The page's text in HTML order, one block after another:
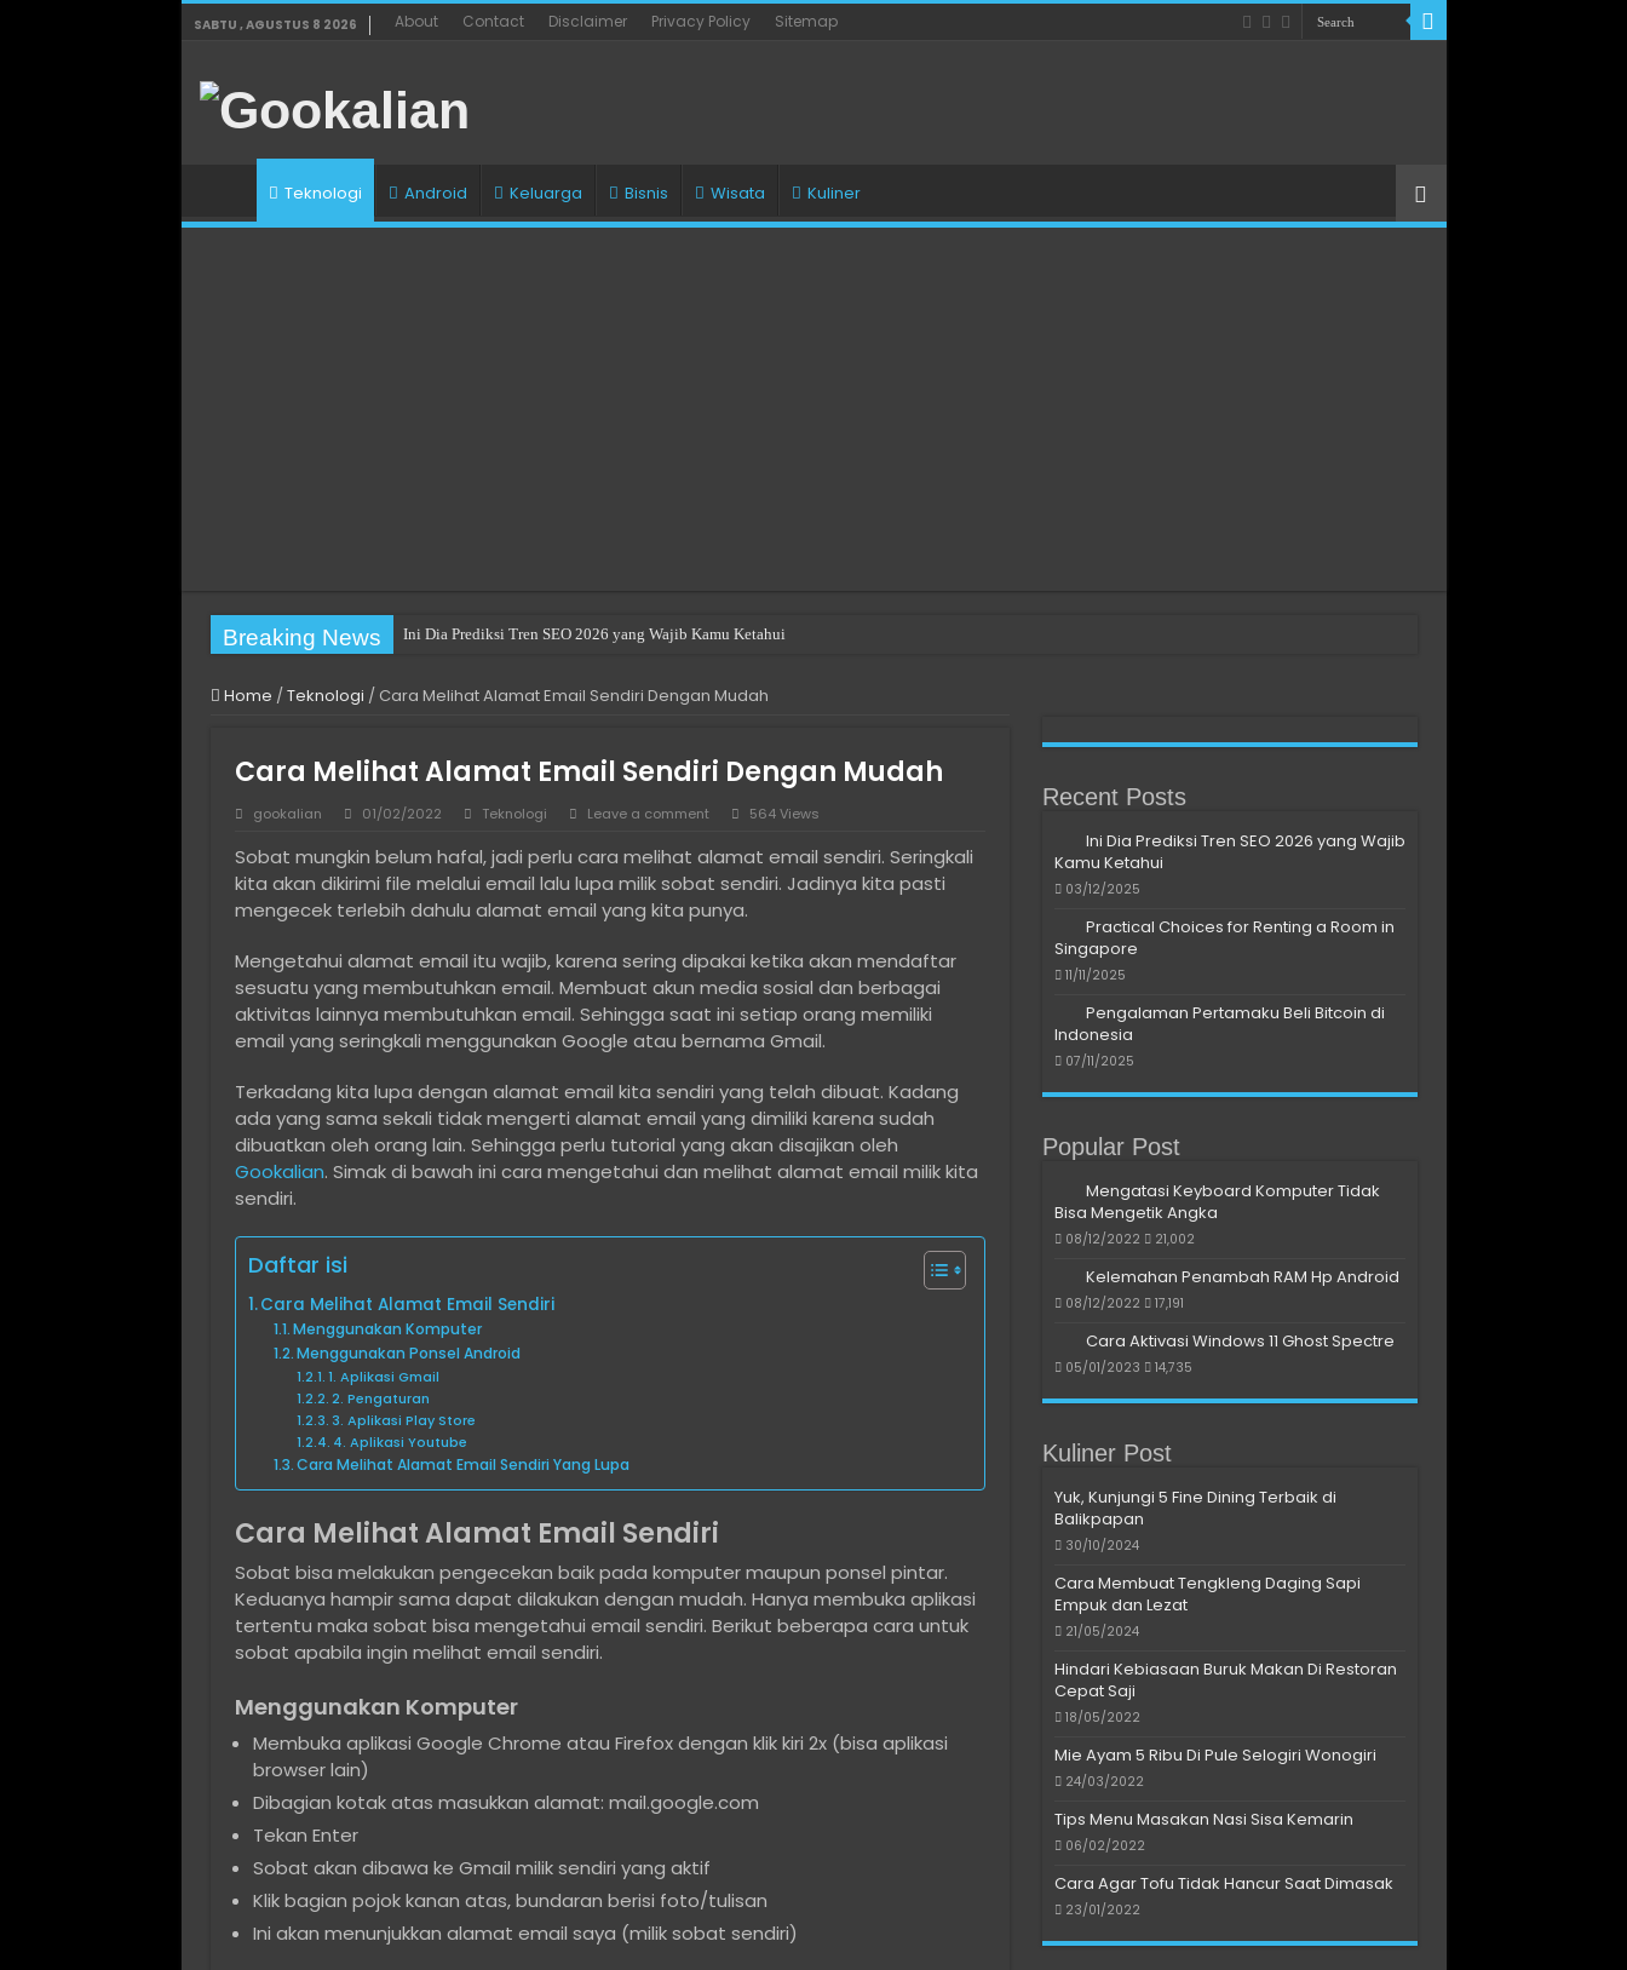
SABTU , AGUSTUS 8 2026 About Contact Disclaimer Privacy Policy Sitemap
Teknologi Android Keluarga Bisnis Wisata Kuliner
Breaking News Ini Dia Prediksi Tren SEO 2026 yang Wajib Kamu Ketahui
Long Term Villa Rentals in Bali: Expat & Digital Nomad Resource
Cara Install Ulang Windows 10/11 di Laptop Intel Gen 10 ke Atas Saat SSD Tidak Terdeteksi
Solusi Hosting Terjangkau untuk Developer Freelance
Cara Menjaga Privasi Digital Tanpa Harus Jadi Ahli IT
Home / Teknologi / Cara Melihat Alamat Email Sendiri Dengan Mudah
Cara Melihat Alamat Email Sendiri Dengan Mudah
gookalian 01/02/2022 Teknologi Leave a comment 564 Views
Sobat mungkin belum hafal, jadi perlu cara melihat alamat email sendiri. Seringkali
kita akan dikirimi file melalui email lalu lupa milik sobat sendiri. Jadinya kita pasti
mengecek terlebih dahulu alamat email yang kita punya.
Mengetahui alamat email itu wajib, karena sering dipakai ketika akan mendaftar
sesuatu yang membutuhkan email. Membuat akun media sosial dan berbagai
aktivitas lainnya membutuhkan email. Sehingga saat ini setiap orang memiliki
email yang seringkali menggunakan Google atau bernama Gmail.
Terkadang kita lupa dengan alamat email kita sendiri yang telah dibuat. Kadang
ada yang sama sekali tidak mengerti alamat email yang dimiliki karena sudah
dibuatkan oleh orang lain. Sehingga perlu tutorial yang akan disajikan oleh
Gookalian. Simak di bawah ini cara mengetahui dan melihat alamat email milik kita
sendiri.
Daftar isi
Cara Melihat Alamat Email Sendiri
Menggunakan Komputer
Menggunakan Ponsel Android
1. Aplikasi Gmail
2. Pengaturan
3. Aplikasi Play Store
4. Aplikasi Youtube
Cara Melihat Alamat Email Sendiri Yang Lupa
Cara Melihat Alamat Email Sendiri
Sobat bisa melakukan pengecekan baik pada komputer maupun ponsel pintar.
Keduanya hampir sama dapat dilakukan dengan mudah. Hanya membuka aplikasi
tertentu maka sobat bisa mengetahui email sendiri. Berikut beberapa cara untuk
sobat apabila ingin melihat email sendiri.
Menggunakan Komputer
Membuka aplikasi Google Chrome atau Firefox dengan klik kiri 2x (bisa aplikasi
browser lain)
Dibagian kotak atas masukkan alamat: mail.google.com
Tekan Enter
Sobat akan dibawa ke Gmail milik sendiri yang aktif
Klik bagian pojok kanan atas, bundaran berisi foto/tulisan
Ini akan menunjukkan alamat email saya (milik sobat sendiri)
Recent Posts
Ini Dia Prediksi Tren SEO 2026 yang Wajib
Kamu Ketahui
03/12/2025
Practical Choices for Renting a Room in
Singapore
11/11/2025
Pengalaman Pertamaku Beli Bitcoin di
Indonesia
07/11/2025
Popular Post
Mengatasi Keyboard Komputer Tidak
Bisa Mengetik Angka
08/12/2022 21,002
Kelemahan Penambah RAM Hp Android
08/12/2022 17,191
Cara Aktivasi Windows 11 Ghost Spectre
05/01/2023 14,735
Kuliner Post
Yuk, Kunjungi 5 Fine Dining Terbaik di
Balikpapan
30/10/2024
Cara Membuat Tengkleng Daging Sapi
Empuk dan Lezat
21/05/2024
Hindari Kebiasaan Buruk Makan Di Restoran
Cepat Saji
18/05/2022
Mie Ayam 5 Ribu Di Pule Selogiri Wonogiri
24/03/2022
Tips Menu Masakan Nasi Sisa Kemarin
06/02/2022
Cara Agar Tofu Tidak Hancur Saat Dimasak
23/01/2022